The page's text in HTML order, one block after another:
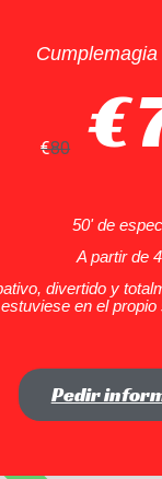
€80 €
50' de
A partir de
divertido y
en el propio
Pedir